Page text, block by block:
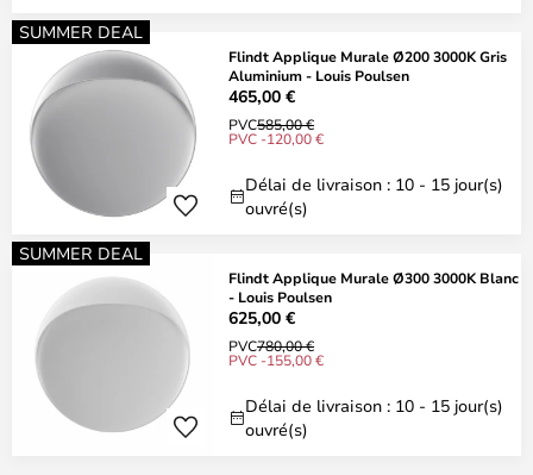
SUMMER DEAL
Flindt Applique Murale Ø200 3000K Gris
Aluminium - Louis Poulsen
465,00 €
PVC585,00 €
PVC -120,00 €
Délai de livraison : 10 - 15 jour(s)
ouvré(s)
SUMMER DEAL
Flindt Applique Murale Ø300 3000K Blanc
- Louis Poulsen
625,00 €
PVC780,00 €
PVC -155,00 €
Délai de livraison : 10 - 15 jour(s)
ouvré(s)